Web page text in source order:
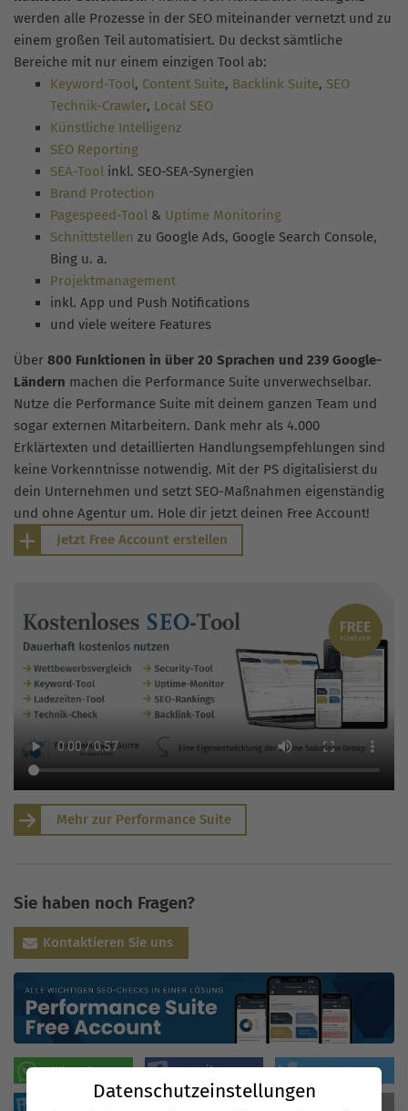
werden alle Prozesse in der SEO miteinander vernetzt und zu
einem großen Teil automatisiert. Du deckst sämtliche
Bereiche mit nur einem einzigen Tool ab:
Keyword-Tool, Content Suite, Backlink Suite, SEO
Technik-Crawler, Local SEO
Künstliche Intelligenz
SEO Reporting
SEA-Tool inkl. SEO-SEA-Synergien
Brand Protection
Pagespeed-Tool & Uptime Monitoring
Schnittstellen zu Google Ads, Google Search Console,
Bing u. a.
Projektmanagement
inkl. App und Push Notifications
und viele weitere Features
Über 800 Funktionen in über 20 Sprachen und 239 Google-
Ländern machen die Performance Suite unverwechselbar.
Nutze die Performance Suite mit deinem ganzen Team und
sogar externen Mitarbeitern. Dank mehr als 4.000
Erklärtexten und detaillierten Handlungsempfehlungen sind
keine Vorkenntnisse notwendig. Mit der PS digitalisierst du
dein Unternehmen und setzt SEO-Maßnahmen eigenständig
und ohne Agentur um. Hole dir jetzt deinen Free Account!
Jetzt Free Account erstellen
Mehr zur Performance Suite
Sie haben noch Fragen?
Kontaktieren Sie uns
WhatsApp teilen tweeten
Datenschutzeinstellungen